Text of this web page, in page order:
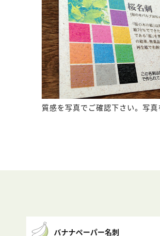
質感を写真でご確認下さい。写真
バナナペーパー名刺